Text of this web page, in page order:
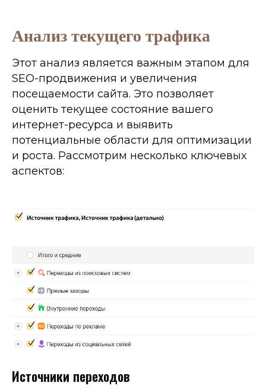
Анализ текущего трафика
Этот анализ является важным этапом для
SEO-продвижения и увеличения
посещаемости сайта. Это позволяет
оценить текущее состояние вашего
интернет-ресурса и выявить
потенциальные области для оптимизации
и роста. Рассмотрим несколько ключевых
аспектов:
Источники переходов